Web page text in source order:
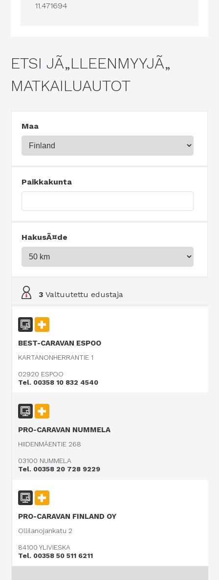
11.471694
ETSI JÃ„LLEENMYYJÃ„
MATKAILUAUTOT
Maa
Paikkakunta
HakusÃ¤de
3 Valtuutettu edustaja
BEST-CARAVAN ESPOO
KARTANONHERRANTIE 1
02920 ESPOO
Tel. 00358 10 832 4540
PRO-CARAVAN NUMMELA
HIIDENMÄENTIE 268
03100 NUMMELA
Tel. 00358 20 728 9229
PRO-CARAVAN FINLAND OY
Ollilanojankatu 2
84100 YLIVIESKA
Tel. 00358 50 511 6211